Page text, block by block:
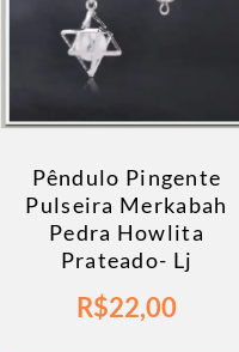
Pêndulo Pingente
Pulseira Merkabah
Pedra Howlita
Prateado- Lj
R$22,00